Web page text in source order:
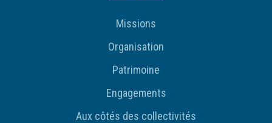
Missions
Organisation
Patrimoine
Engagements
Aux côtés des collectivités